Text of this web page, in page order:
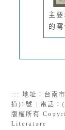
主
的
::: 地址：台南
道)1號 | 電話
版權所有
Literature